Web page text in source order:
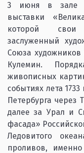
3 июня в зале
выставки
которой свои
заслуженный
Союза
Кулемин.
живописных
событиях лета
Петербурга через
далее за Урал и
фасада»
Ледовитого
проливов,